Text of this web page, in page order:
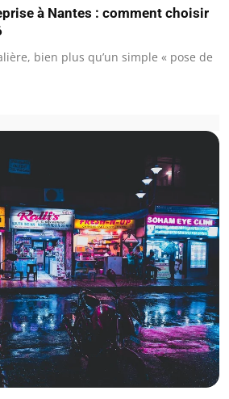
à Nantes : comment choisir
bien plus qu’un simple « pose de